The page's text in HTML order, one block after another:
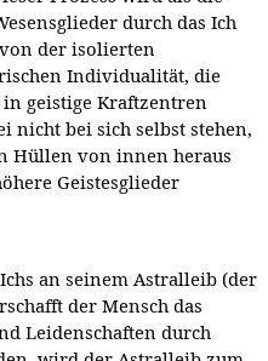
durch das Ich
der isolierten
Individualität, die
geistige Kraftzentren
nicht bei sich selbst stehen,
Hüllen von innen heraus
Geistesglieder
an seinem Astralleib (der
der Mensch das
Leidenschaften durch